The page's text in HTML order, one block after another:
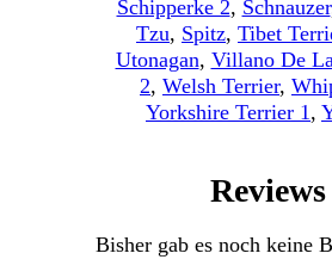
Schipperke 2, Schnauzer
Tzu, Spitz, Tibet
Utonagan, Villano De
2, Welsh Terrier,
Yorkshire Terrier 1 ,
Reviews
Bisher gab es noch keine